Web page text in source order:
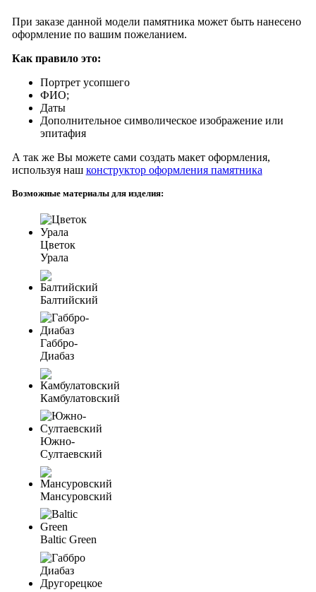
При заказе данной модели памятника может быть нанесено
оформление по вашим пожеланием.
Как правило это:
Портрет усопшего
ФИО;
Даты
Дополнительное символическое изображение или
эпитафия
А так же Вы можете сами создать макет оформления,
используя наш конструктор оформления памятника
Возможные материалы для изделия:
Цветок
Урала
Балтийский
Габбро-
Диабаз
Камбулатовский
Южно-
Султаевский
Мансуровский
Baltic Green